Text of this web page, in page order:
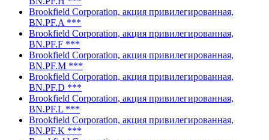
Brookfield Corporation, акция привилегированная,
BN.PF.A ***
Brookfield Corporation, акция привилегированная,
BN.PF.F ***
Brookfield Corporation, акция привилегированная,
BN.PF.M ***
Brookfield Corporation, акция привилегированная,
BN.PF.D ***
Brookfield Corporation, акция привилегированная,
BN.PF.L ***
Brookfield Corporation, акция привилегированная,
BN.PF.K ***